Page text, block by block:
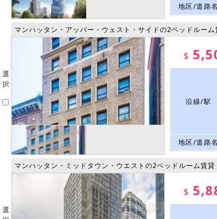
地区/道路
選
択
マンハッタン・アッパー・ウェスト・サイドの2ベッドルー
$
沿線/駅
地区/道路
選
マンハッタン・ミッドタウン・ウエストの2ベッドルーム賃
$